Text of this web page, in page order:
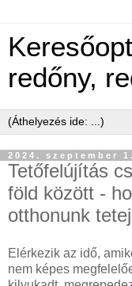
redőny,
2024. szeptember
Tetőfelújítás
föld között -
otthonunk
Elérkezik az idő,
nem képes